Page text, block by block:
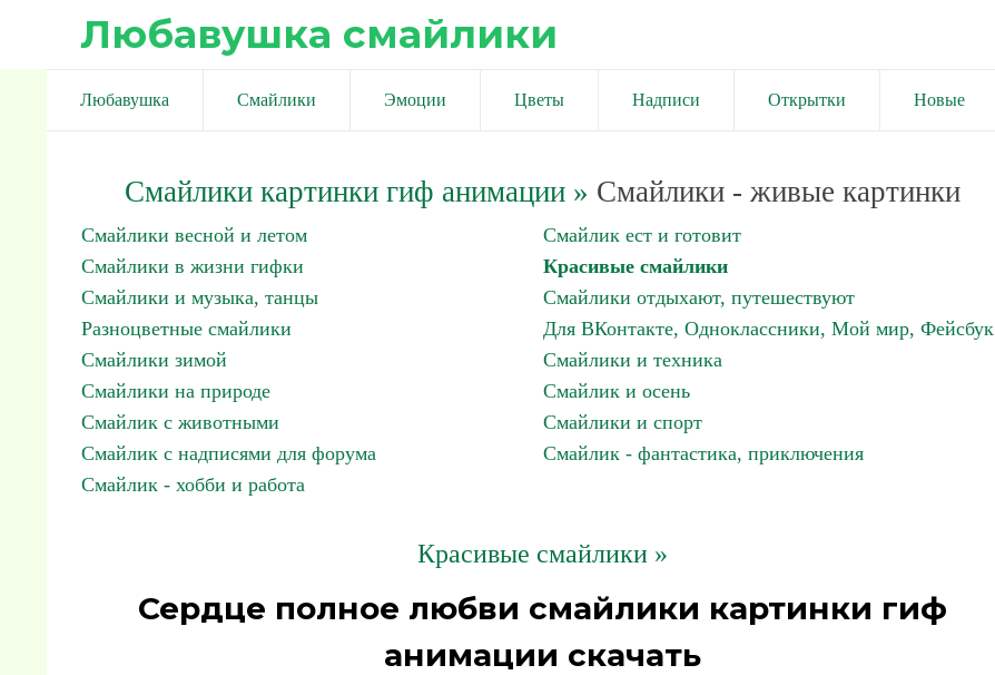
Любавушка смайлики
Любавушка Смайлики Эмоции Цветы Надписи Открытки Новые
Смайлики картинки гиф анимации» Смайлики - живые картинки
Смайлики весной и летом
Смайлик ест и готовит
Смайлики в жизни гифки
Красивые смайлики
Смайлики и музыка, танцы
Смайлики отдыхают, путешествуют
Разноцветные смайлики
Для ВКонтакте, Одноклассники, Мой мир, Фейсбук
Смайлики зимой
Смайлики и техника
Смайлики на природе
Смайлик и осень
Смайлик с животными
Смайлики и спорт
Смайлик с надписями для форума
Смайлик - фантастика, приключения
Смайлик - хобби и работа
Красивые смайлики »
Сердце полное любви смайлики картинки гиф
анимации скачать